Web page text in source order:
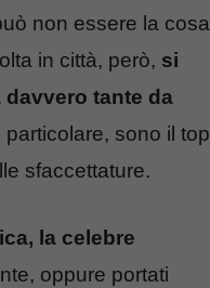
non essere la cosa
in città, però, si
tante da
sono il top
sfaccettature.
la celebre
oppure portati